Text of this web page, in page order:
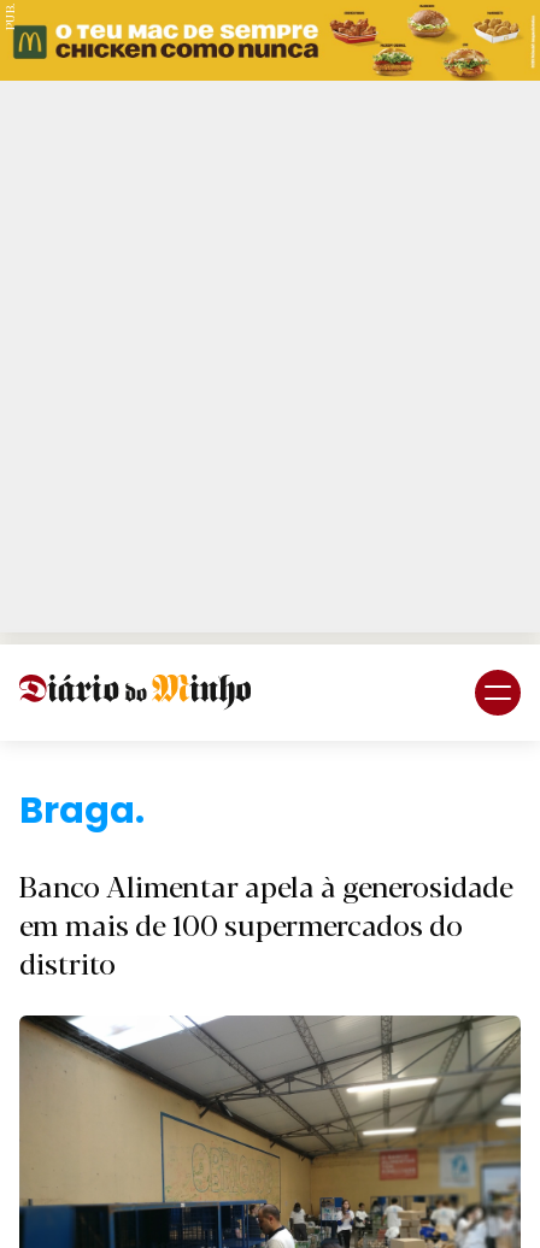
PUB.
Braga.
Banco Alimentar apela à generosidade
em mais de 100 supermercados do
distrito